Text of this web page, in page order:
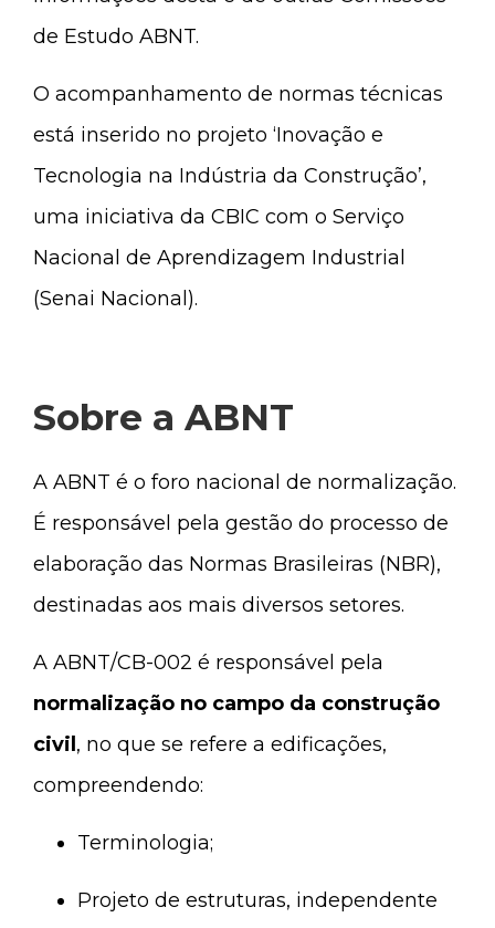
de Estudo ABNT.
O acompanhamento de normas técnicas
está inserido no projeto ‘Inovação e
Tecnologia na Indústria da Construção’,
uma iniciativa da CBIC com o Serviço
Nacional de Aprendizagem Industrial
(Senai Nacional).
Sobre a ABNT
A ABNT é o foro nacional de normalização.
É responsável pela gestão do processo de
elaboração das Normas Brasileiras (NBR),
destinadas aos mais diversos setores.
A ABNT/CB-002 é responsável pela
normalização no campo da construção
civil , no que se refere a edificações,
compreendendo:
Terminologia;
Projeto de estruturas, independente